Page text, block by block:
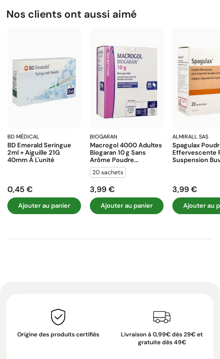
Nos clients ont aussi aimé
BD MÉDICAL
BD Emerald Seringue
2ml + Aiguille 21G
40mm À L'unité
Prix
0,45 €
Ajouter au panier
BIOGARAN
Macrogol 4000 Adultes
Biogaran 10 G Sans
Arôme Poudre...
20 sachets
Prix
3,99 €
Ajouter au panier
ALMIRALL SAS
Spagulax
Effervescente
Suspension
Prix
3,99 €
Ajouter au
Origine des produits certifiés
Livraison à 0,99€ dès 29€ et
gratuite dès 49€